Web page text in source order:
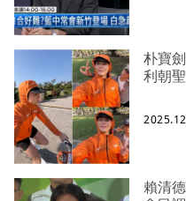
朴寶
利朝
賴清